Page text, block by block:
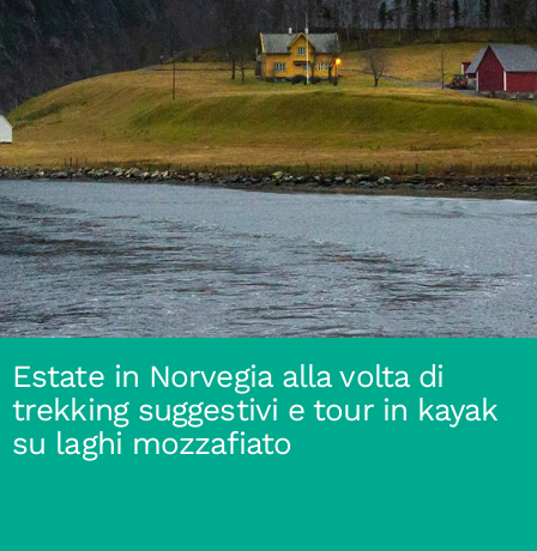
Estate in Norvegia alla volta di
trekking suggestivi e tour in kayak
su laghi mozzafiato